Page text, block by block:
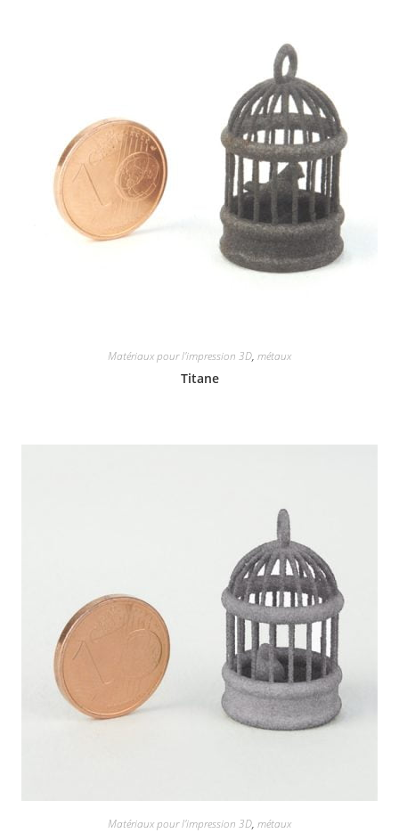
Matériaux pour l'impression 3D, métaux
Titane
Matériaux pour l'impression 3D, métaux